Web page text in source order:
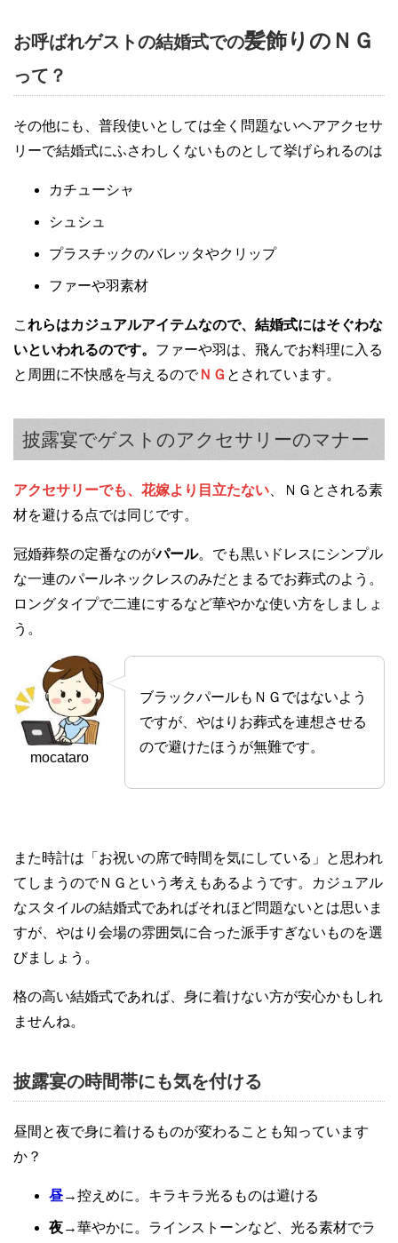
お呼ばれゲストの結婚式での髪飾りのＮＧ
って？
その他にも、普段使いとしては全く問題ないヘアアクセサ
リーで結婚式にふさわしくないものとして挙げられるのは
カチューシャ
シュシュ
プラスチックのバレッタやクリップ
ファーや羽素材
こ れらはカジュアルアイテムなので、結婚式にはそぐわな
いといわれるのです。 ファーや羽は、飛んでお料理に入る
と周囲に不快感を与えるのでＮＧ とされています。
披露宴でゲストのアクセサリーのマナー
アクセサリーでも、花嫁より目立たない 、ＮＧとされる素
材を避ける点では同じです。
冠婚葬祭の定番なのがパール。でも黒いドレスにシンプル
な一連のパールネックレスのみだとまるでお葬式のよう。
ロングタイプで二連にするなど華やかな使い方をしましょ
う。
mocataro
ブラックパールもＮＧではないよう
ですが、やはりお葬式を連想させる
ので避けたほうが無難です。
また時計は「お祝いの席で時間を気にしている」と思われ
てしまうのでＮＧという考えもあるようです。カジュアル
なスタイルの結婚式であればそれほど問題ないとは思いま
すが、やはり会場の雰囲気に合った派手すぎないものを選
びましょう。
格の高い結婚式であれば、身に着けない方が安心かもしれ
ませんね。
披露宴の時間帯にも気を付ける
昼間と夜で身に着けるものが変わることも知っています
か？
昼→控えめに。キラキラ光るものは避ける
夜→華やかに。ラインストーンなど、光る素材でラ